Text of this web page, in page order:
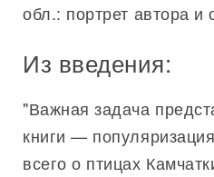
обл.: портрет автора и
Из введения:
"Важная задача
книги —
всего о птицах